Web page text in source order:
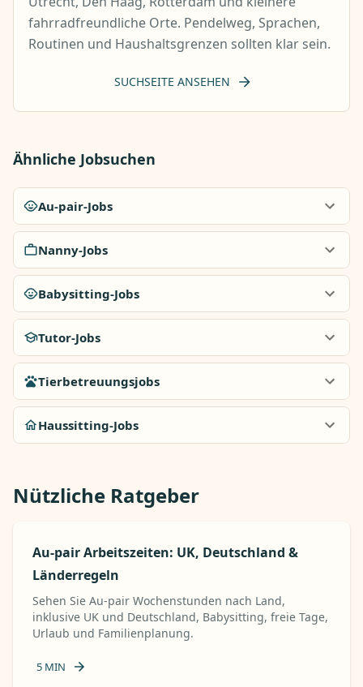
fahrradfreundliche Orte. Pendelweg, Sprachen,
Routinen und Haushaltsgrenzen sollten klar sein.
SUCHSEITE ANSEHEN
Ähnliche Jobsuchen
Au-pair-Jobs
Nanny-Jobs
Babysitting-Jobs
Tutor-Jobs
Tierbetreuungsjobs
Haussitting-Jobs
Nützliche Ratgeber
Au-pair Arbeitszeiten: UK, Deutschland &
Länderregeln
Sehen Sie Au-pair Wochenstunden nach Land,
inklusive UK und Deutschland, Babysitting, freie Tage,
Urlaub und Familienplanung.
5 MIN